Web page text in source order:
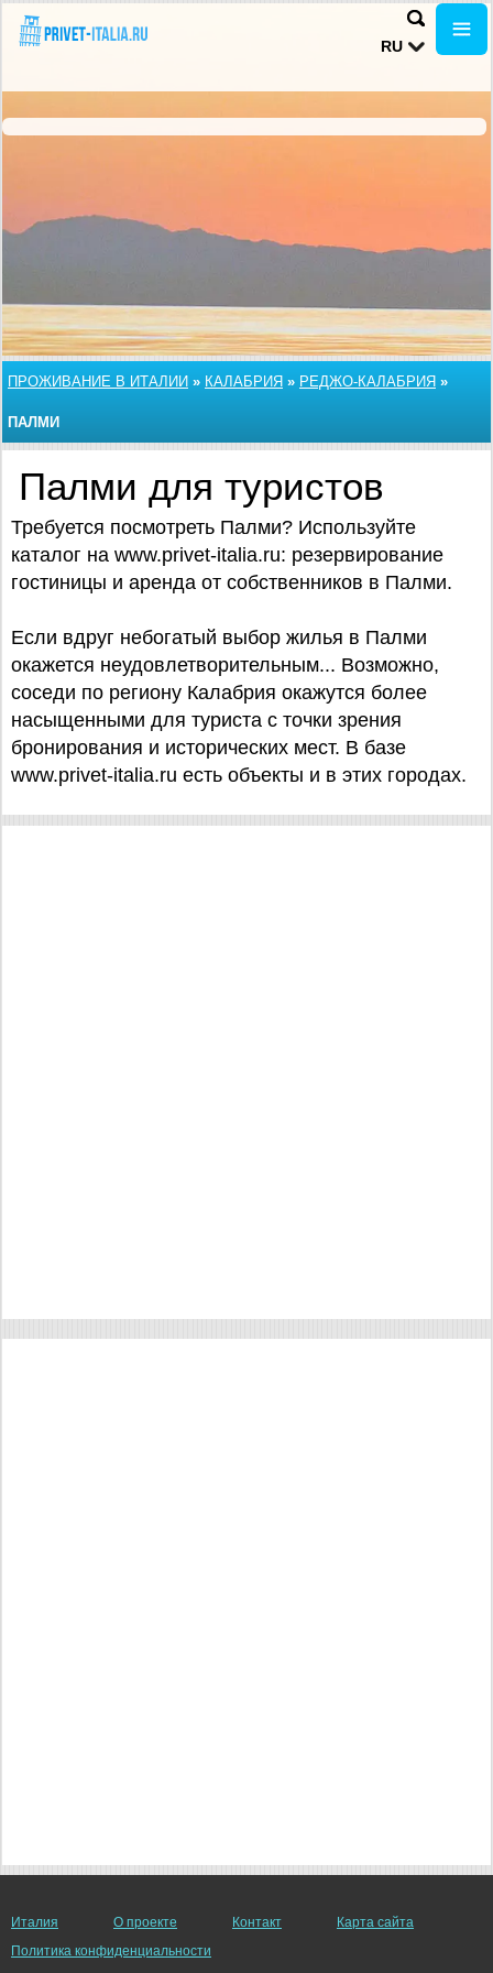
RU
ПРОЖИВАНИЕ В ИТАЛИИ » КАЛАБРИЯ » РЕДЖО-КАЛАБРИЯ »
ПАЛМИ
Палми для туристов
Требуется посмотреть Палми? Используйте
каталог на www.privet-italia.ru: резервирование
гостиницы и аренда от собственников в Палми.
Если вдруг небогатый выбор жилья в Палми
окажется неудовлетворительным... Возможно,
соседи по региону Калабрия окажутся более
насыщенными для туриста с точки зрения
бронирования и исторических мест. В базе
www.privet-italia.ru есть объекты и в этих городах.
Италия О проекте Контакт
Карта сайта
Политика конфиденциальности